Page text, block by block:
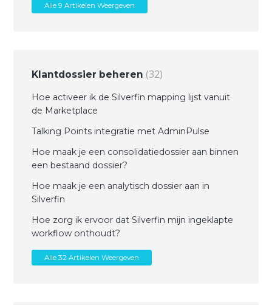
Alle 9 Artikelen Weergeven
Klantdossier beheren 32
Hoe activeer ik de Silverfin mapping lijst vanuit
de Marketplace
Talking Points integratie met AdminPulse
Hoe maak je een consolidatiedossier aan binnen
een bestaand dossier?
Hoe maak je een analytisch dossier aan in
Silverfin
Hoe zorg ik ervoor dat Silverfin mijn ingeklapte
workflow onthoudt?
Alle 32 Artikelen Weergeven